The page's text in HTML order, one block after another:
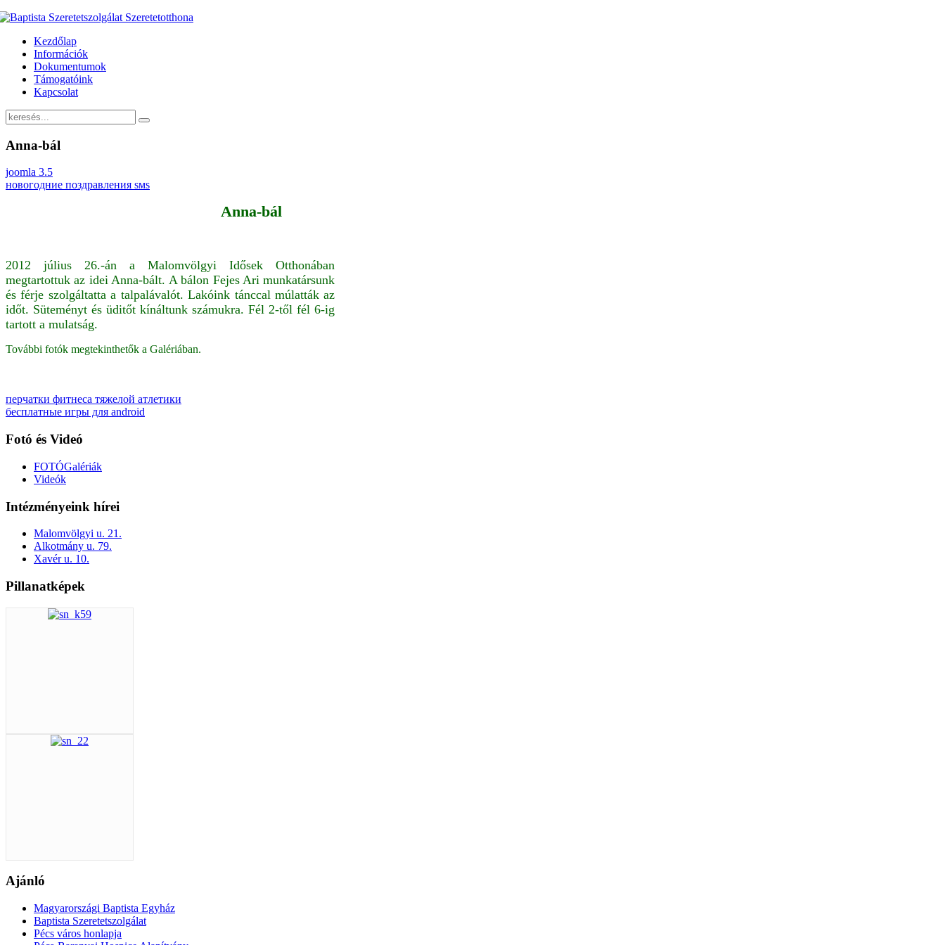
Kezdőlap
Információk
Dokumentumok
Támogatóink
Kapcsolat
Anna-bál
joomla 3.5
новогодние поздравления sмs
Anna-bál
2012 július 26.-án a Malomvölgyi Idősek Otthonában
megtartottuk az idei Anna-bált. A bálon Fejes Ari munkatársunk
és férje szolgáltatta a talpalávalót. Lakóink tánccal múlatták az
időt. Süteményt és üditőt kínáltunk számukra. Fél 2-től fél 6-ig
tartott a mulatság.
További fotók megtekinthetők a Galériában.
перчатки фитнеса тяжелой атлетики
бесплатные игры для android
Fotó és Videó
FOTÓGalériák
Videók
Intézményeink hírei
Malomvölgyi u. 21.
Alkotmány u. 79.
Xavér u. 10.
Pillanatképek
Ajánló
Magyarországi Baptista Egyház
Baptista Szeretetszolgálat
Pécs város honlapja